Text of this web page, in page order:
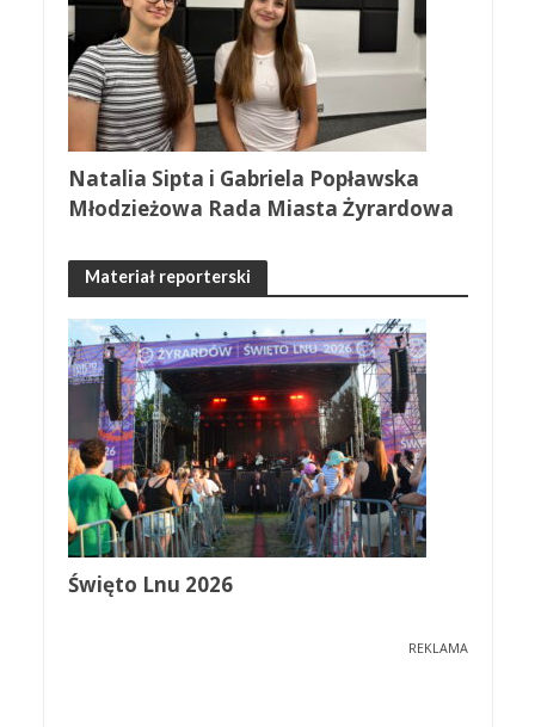
Natalia Sipta i Gabriela Popławska
Młodzieżowa Rada Miasta Żyrardowa
Materiał reporterski
Święto Lnu 2026
REKLAMA